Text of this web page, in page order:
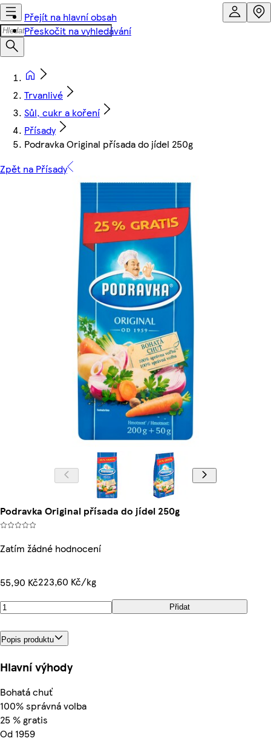
Přejít na hlavní obsah
Přeskočit na vyhledávání
Trvanlivé
Sůl, cukr a koření
Přísady
Podravka Original přísada do jídel 250g
Zpět na Přísady
Podravka Original přísada do jídel 250g
Zatím žádné hodnocení
55,90 Kč223,60 Kč/kg
Přidat
Popis produktu
Hlavní výhody
Bohatá chuť
100% správná volba
25 % gratis
Od 1959